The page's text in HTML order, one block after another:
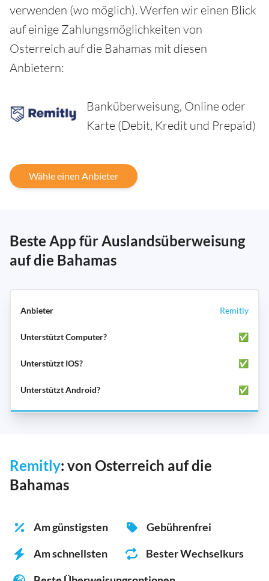
verwenden (wo möglich). Werfen wir einen Blick
auf einige Zahlungsmöglichkeiten von
Osterreich auf die Bahamas mit diesen
Anbietern:
Banküberweisung, Online oder
Karte (Debit, Kredit und Prepaid)
Wähle einen Anbieter
Beste App für Auslandsüberweisung
auf die Bahamas
Remitly
✅
✅
✅
Remitly: von Osterreich auf die
Bahamas
Am günstigsten
Gebührenfrei
Am schnellsten
Bester Wechselkurs